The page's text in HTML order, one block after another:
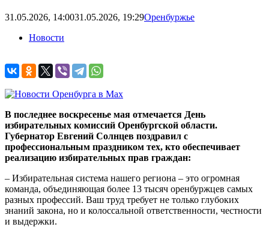
31.05.2026, 14:0031.05.2026, 19:29Оренбуржье
Новости
В последнее воскресенье мая отмечается День
избирательных комиссий Оренбургской области.
Губернатор Евгений Солнцев поздравил с
профессиональным праздником тех, кто обеспечивает
реализацию избирательных прав граждан:
– Избирательная система нашего региона – это огромная
команда, объединяющая более 13 тысяч оренбуржцев самых
разных профессий. Ваш труд требует не только глубоких
знаний закона, но и колоссальной ответственности, честности
и выдержки.